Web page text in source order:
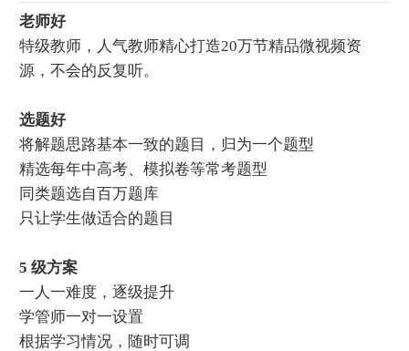
老师好
特级教师，人气教师精心打造20万节精品微视频资
源，不会的反复听。
选题好
将解题思路基本一致的题目，归为一个题型
精选每年中高考、模拟卷等常考题型
同类题选自百万题库
只让学生做适合的题目
5 级方案
一人一难度，逐级提升
学管师一对一设置
根据学习情况，随时可调